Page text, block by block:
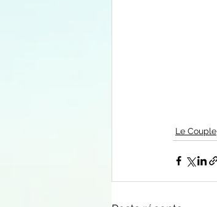
Le Couple